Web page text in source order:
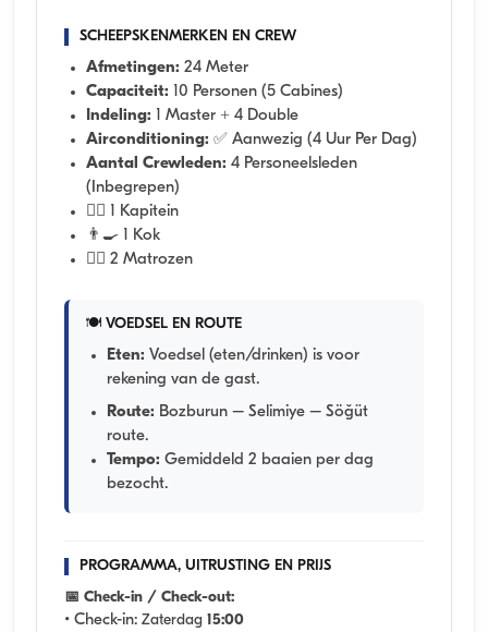
SCHEEPSKENMERKEN EN CREW
Afmetingen: 24 Meter
Capaciteit: 10 Personen (5 Cabines)
Indeling: 1 Master + 4 Double
Airconditioning: ✅ Aanwezig (4 Uur Per Dag)
Aantal Crewleden: 4 Personeelsleden
(Inbegrepen)
👨‍✈️ 1 Kapitein
👨‍🍳 1 Kok
🧑‍✈️ 2 Matrozen
🍽️ VOEDSEL EN ROUTE
Eten: Voedsel (eten/drinken) is voor
rekening van de gast.
Route: Bozburun – Selimiye – Söğüt
route.
Tempo: Gemiddeld 2 baaien per dag
bezocht.
PROGRAMMA, UITRUSTING EN PRIJS
📅 Check-in / Check-out:
• Check-in: Zaterdag 15:00